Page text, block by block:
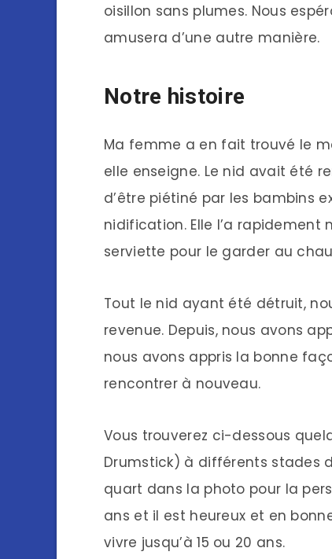
oisillon sans plumes. Nous
amusera d’une autre manière.
Notre histoire
Ma femme a en fait trouvé le
elle enseigne. Le nid avait été
d’être piétiné par les bambins
nidification. Elle l’a
serviette pour le garder au
Tout le nid ayant été détruit,
revenue. Depuis, nous avons
nous avons appris la bonne
rencontrer à nouveau.
Vous trouverez ci-dessous
Drumstick) à différents stades
quart dans la photo pour la
ans et il est heureux et en
vivre jusqu’à 15 ou 20 ans.